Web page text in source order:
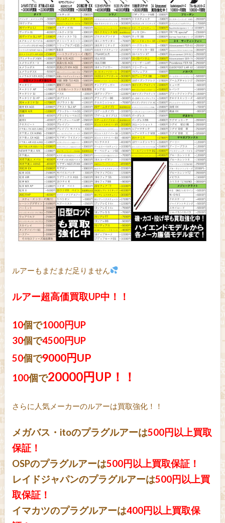
ルアーもまだまだ足りません
ルアー超高価買取UP中！！
10個で1000円UP
30個で4500円UP
50個で9000円UP
100個で20000円UP！！
さらに人気メーカーのルアーは買取強化！！
メガバス・itoのプラグルアーは500円以上買取
保証！
OSPのプラグルアーは500円以上買取保証！
レイドジャパンのプラグルアーは500円以上買
取保証！
イマカツのプラグルアーは400円以上買取保